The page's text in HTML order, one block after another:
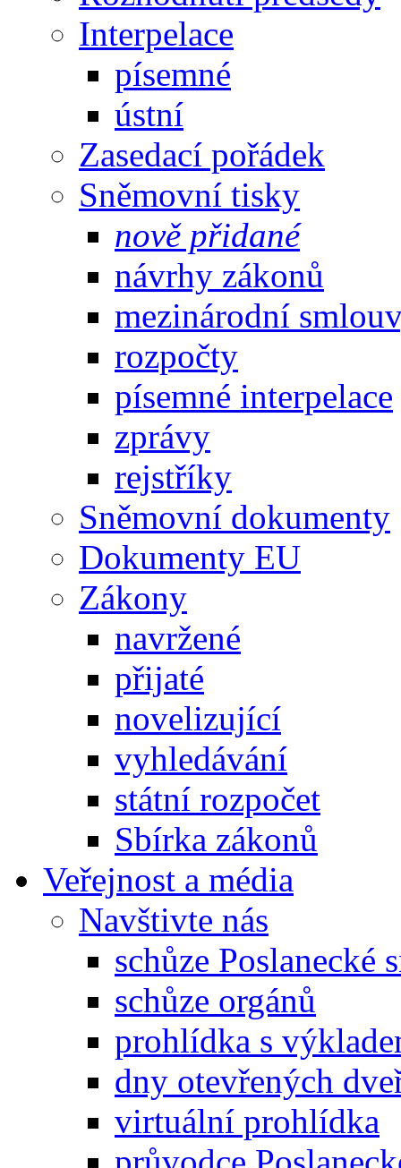
Interpelace
písemné
ústní
Zasedací pořádek
Sněmovní tisky
nově přidané
návrhy zákonů
mezinárodní
rozpočty
písemné interpelace
zprávy
rejstříky
Sněmovní dokumenty
Dokumenty EU
Zákony
navržené
přijaté
novelizující
vyhledávání
státní rozpočet
Sbírka zákonů
Veřejnost a média
Navštivte nás
schůze Poslanecké
schůze orgánů
prohlídka s
dny otevřených
virtuální prohlídka